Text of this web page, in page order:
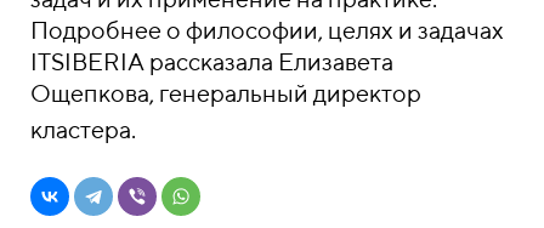
Подробнее о философии, целях и задачах
ITSIBERIA рассказала Елизавета
Ощепкова, генеральный директор
кластера.